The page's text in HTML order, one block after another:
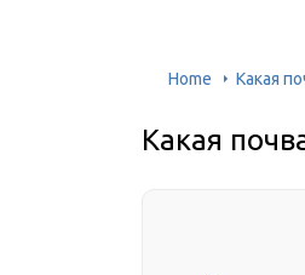
Home Какая
Какая